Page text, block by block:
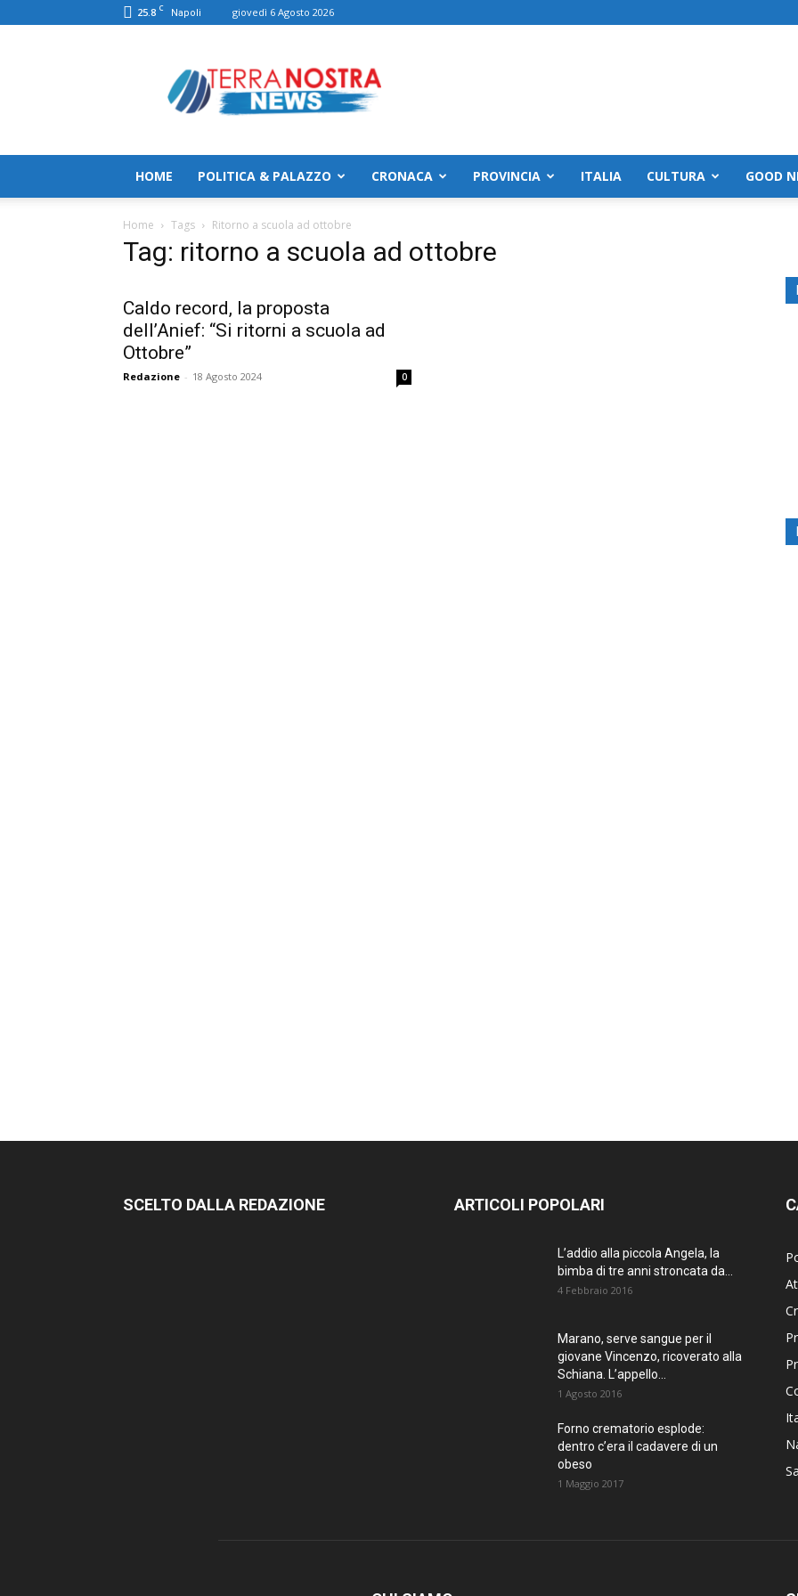
25.8 C Napoli giovedì 6 Agosto 2026
HOME POLITICA & PALAZZO CRONACA PROVINCIA ITALIA CULTURA GOOD
Home Tags Ritorno a scuola ad ottobre
Tag: ritorno a scuola ad ottobre
Caldo record, la proposta
dell’Anief: “Si ritorni a scuola ad
Ottobre”
Redazione - 18 Agosto 2024 0
SCELTO DALLA REDAZIONE ARTICOLI POPOLARI
L’addio alla piccola Angela, la
bimba di tre anni stroncata da...
4 Febbraio 2016
Marano, serve sangue per il
giovane Vincenzo, ricoverato alla
Schiana. L’appello...
1 Agosto 2016
Forno crematorio esplode:
dentro c’era il cadavere di un
obeso
1 Maggio 2017